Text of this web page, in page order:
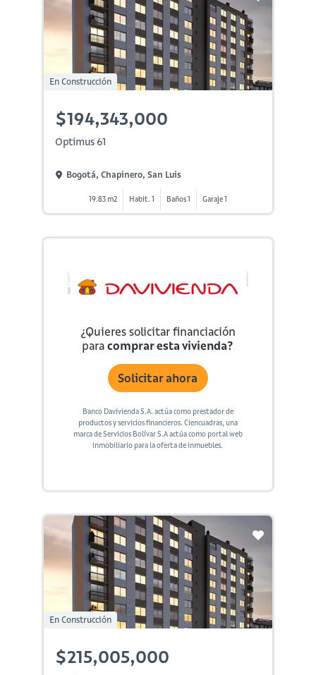
En Construcción
$194,343,000
Optimus 61
Bogotá, Chapinero, San Luis
19.83 m2 Habit. 1 Baños 1 Garaje 1
¿Quieres solicitar financiación
paracomprar esta vivienda?
Solicitar ahora
Banco Davivienda S.A. actúa como prestador de
productos y servicios financieros. Ciencuadras, una
marca de Servicios Bolívar S.A actúa como portal web
inmobiliario para la oferta de inmuebles.
En Construcción
$215,005,000